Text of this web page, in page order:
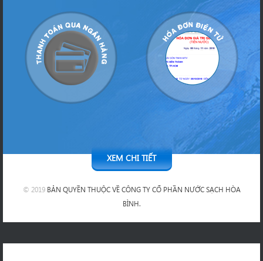
XEM CHI TIẾT
© 2019BẢN QUYỀN THUỘC VỀ CÔNG TY CỔ PHẦN NƯỚC SẠCH HÒA
BÌNH.